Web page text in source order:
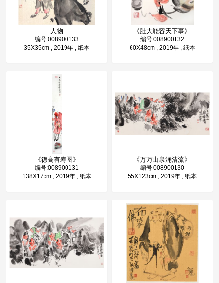
人物
编号:008900133
35X35cm , 2019年 , 纸本
《德高有寿图》
编号:008900131
138X17cm , 2019年 , 纸本
《肚大能容天下事》
编号:008900132
60X48cm , 2019年 , 纸本
《万万山泉涌清流》
编号:008900130
55X123cm , 2019年 , 纸本